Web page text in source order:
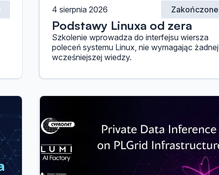
Zakończone
4 sierpnia 2026
Podstawy Linuxa od zera
Szkolenie wprowadza do interfejsu wiersza
poleceń systemu Linux, nie wymagając żadnej
wcześniejszej wiedzy.